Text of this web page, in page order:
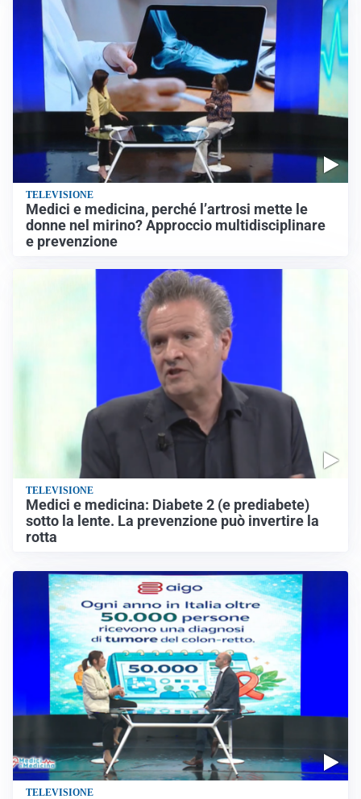
TELEVISIONE
Medici e medicina, perché l’artrosi mette le
donne nel mirino? Approccio multidisciplinare
e prevenzione
TELEVISIONE
Medici e medicina: Diabete 2 (e prediabete)
sotto la lente. La prevenzione può invertire la
rotta
TELEVISIONE